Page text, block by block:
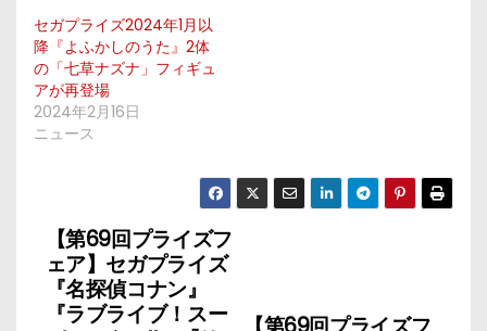
セガプライズ2024年1月以
降『よふかしのうた』2体
の「七草ナズナ」フィギュ
アが再登場
2024年2月16日
ニュース
投
稿
【第69回プライズフ
ェア】セガプライズ
『名探偵コナン』
『ラブライブ！スー